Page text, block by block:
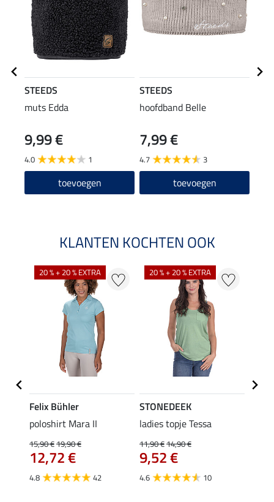
STEEDS
muts Edda
9,99 €
4.0 1
toevoegen
STEEDS
hoofdband Belle
7,99 €
4.7 3
toevoegen
KLANTEN KOCHTEN OOK
20 % + 20 % EXTRA
Felix Bühler
poloshirt Mara II
15,90 €19,90 €
12,72 €
4.8 42
20 % + 20 % EXTRA
STONEDEEK
ladies topje Tessa
11,90 €14,90 €
9,52 €
4.6 10